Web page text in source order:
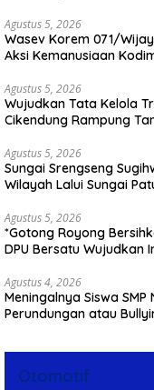
Agustus 5, 2026
Wasev Korem 071/
Aksi Kemanusiaan
Agustus 5, 2026
Wujudkan Tata Kelola
Cikendung Rampung
Agustus 5, 2026
Sungai Srengseng
Wilayah Lalui Sungai
Agustus 5, 2026
*Gotong Royong
DPU Bersatu Wujudkan
Agustus 4, 2026
Meningalnya Siswa
Perundungan atau
Otomotif